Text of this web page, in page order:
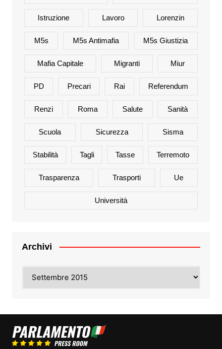
Istruzione Lavoro Lorenzin
M5s M5s Antimafia M5s Giustizia
Mafia Capitale Migranti Miur
PD Precari Rai Referendum
Renzi Roma Salute Sanità
Scuola Sicurezza Sisma
Stabilità Tagli Tasse Terremoto
Trasparenza Trasporti Ue
Università
Archivi